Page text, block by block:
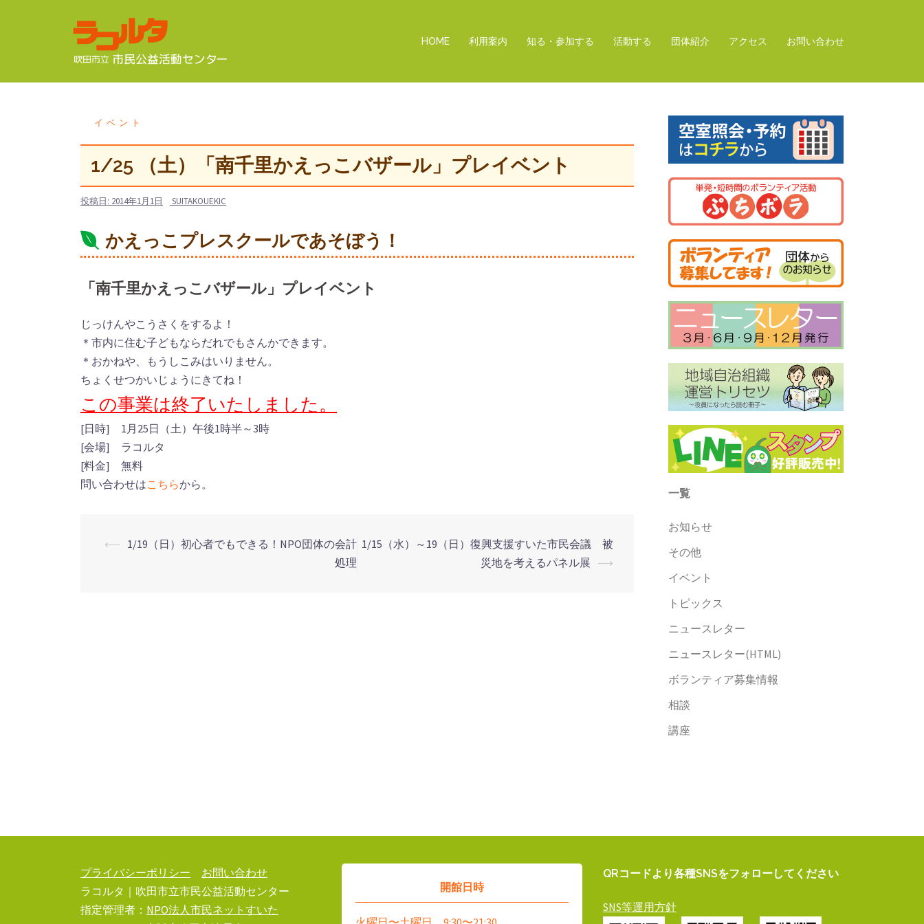
ツ
HOME 利用案内 知る・参加する 活動する 団体紹介 アクセス お問い合わせ
イベント
1/25 （土）「南千里かえっこバザール」プレイベント
投稿日: 2014年1月1日 SUITAKOUEKIC
かえっこプレスクールであそぼう！
「南千里かえっこバザール」プレイベント
じっけんやこうさくをするよ！
＊市内に住む子どもならだれでもさんかできます。
＊おかねや、もうしこみはいりません。
ちょくせつかいじょうにきてね！
この事業は終了いたしました。
[日時] 1月25日（土）午後1時半～3時
[会場] ラコルタ
[料金] 無料
問い合わせはこちらから。
⟵ 1/19（日）初心者でもできる！NPO団体の会計
処理
1/15（水）～19（日）復興支援すいた市民会議 被
災地を考えるパネル展 ⟶
一覧
お知らせ
その他
イベント
トピックス
ニュースレター
ニュースレター(HTML)
ボランティア募集情報
相談
講座
プライバシーポリシー
お問い合わせ
ラコルタ｜吹田市立市民公益活動センター
指定管理者： NPO法人市民ネットすいた
開館日時
QRコードより各種SNSをフォローしてください
SNS等運用方針